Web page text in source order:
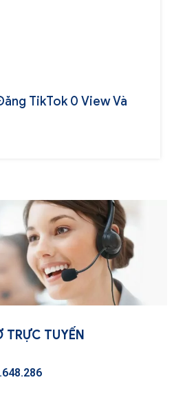
TikTok 0 View Và
TRỰC TUYẾN